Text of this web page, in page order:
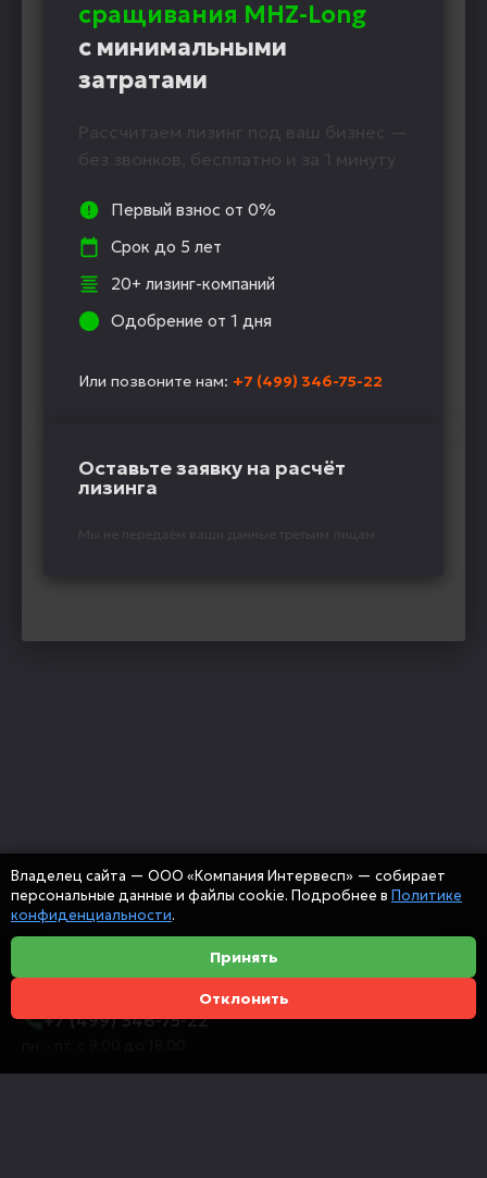
сращивания MHZ-Long
с минимальными
затратами
Рассчитаем лизинг под ваш бизнес —
без звонков, бесплатно и за 1 минуту
Первый взнос от 0%
Срок до 5 лет
20+ лизинг-компаний
Одобрение от 1 дня
Или позвоните нам: +7 (499) 346-75-22
Оставьте заявку на расчёт
лизинга
Мы не передаём ваши данные третьим лицам
+7 (499) 346-75-22
Владелец сайта — ООО «Компания Интервесп» — собирает
персональные данные и файлы cookie. Подробнее в Политике
конфиденциальности.
Принять
Отклонить